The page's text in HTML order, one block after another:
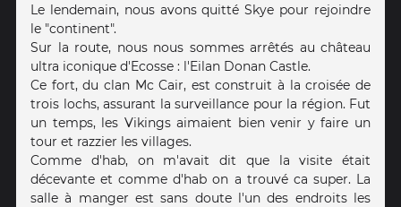
Le lendemain, nous avons quitté Skye pour rejoindre
le "continent".
Sur la route, nous nous sommes arrêtés au château
ultra iconique d'Ecosse : l'Eilan Donan Castle.
Ce fort, du clan Mc Cair, est construit à la croisée de
trois lochs, assurant la surveillance pour la région. Fut
un temps, les Vikings aimaient bien venir y faire un
tour et razzier les villages.
Comme d'hab, on m'avait dit que la visite était
décevante et comme d'hab on a trouvé ca super. La
salle à manger est sans doute l'un des endroits les